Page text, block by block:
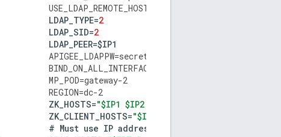
USE_LDAP_REMOTE_HOST
LDAP_TYPE=2
LDAP_SID=2
LDAP_PEER=$IP1
APIGEE_LDAPPW=secret
BIND_ON_ALL_INTERFACES
MP_POD=gateway-2
REGION=dc-2
ZK_HOSTS="$IP1 $IP2 $IP3 $IP7 $IP8
ZK_CLIENT_HOSTS="$IP7 $IP8 $IP9"
# Must use IP addresses